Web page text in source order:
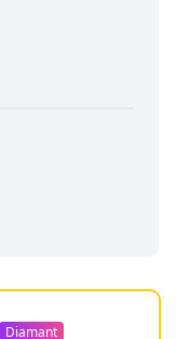
Diamant